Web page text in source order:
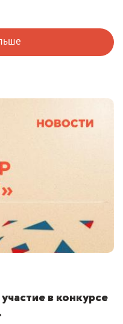
в конкурсе